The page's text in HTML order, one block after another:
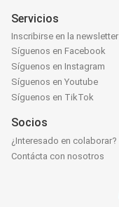
Servicios
Inscribirse en la newsletter
Síguenos en Facebook
Síguenos en Instagram
Síguenos en Youtube
Síguenos en TikTok
Socios
¿Interesado en colaborar?
Contácta con nosotros